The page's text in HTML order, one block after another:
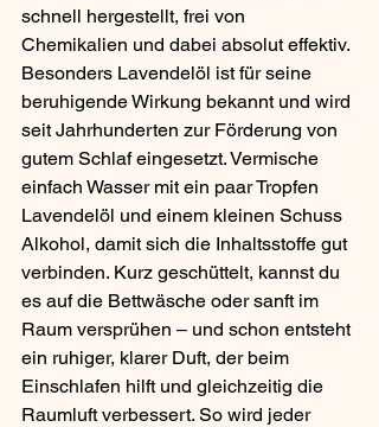
schnell hergestellt, frei von
Chemikalien und dabei absolut effektiv.
Besonders Lavendelöl ist für seine
beruhigende Wirkung bekannt und wird
seit Jahrhunderten zur Förderung von
gutem Schlaf eingesetzt. Vermische
einfach Wasser mit ein paar Tropfen
Lavendelöl und einem kleinen Schuss
Alkohol, damit sich die Inhaltsstoffe gut
verbinden. Kurz geschüttelt, kannst du
es auf die Bettwäsche oder sanft im
Raum versprühen – und schon entsteht
ein ruhiger, klarer Duft, der beim
Einschlafen hilft und gleichzeitig die
Raumluft verbessert. So wird jeder